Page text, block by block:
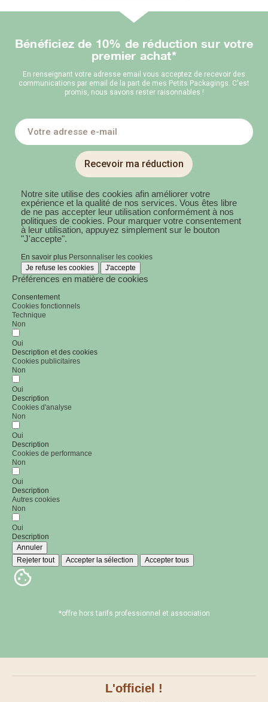
Bénéficiez de 10% de réduction sur votre
premier achat*
En renseignant votre adresse email vous acceptez de recevoir des
communications par email de la part de mes Petits Packagings. C'est
promis, nous savons rester raisonnables !
Recevoir ma réduction
Notre site utilise des cookies afin améliorer votre
expérience et la qualité de nos services. Vous êtes libre
de ne pas accepter leur utilisation conformément à nos
politiques de cookies. Pour marquer votre consentement
à leur utilisation, appuyez simplement sur le bouton
"J'accepte".
En savoir plus Personnaliser les cookies
Je refuse les cookies
J'accepte
Préférences en matière de cookies
Consentement
Cookies fonctionnels
Technique
Non
Oui
Description et des cookies
Cookies publicitaires
Non
Oui
Description
Cookies d'analyse
Non
Oui
Description
Cookies de performance
Non
Oui
Description
Autres cookies
Non
Oui
Description
Annuler
Rejeter tout
Accepter la sélection Accepter tous
*offre hors tarifs professionnel et association
L'officiel !